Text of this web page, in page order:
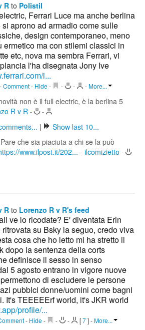
R to Polistil
Ferrari Luce ma anche berlina
si aprono ad armadio come sulle
design contemporaneo, meno
ermetico ma con stilemi classici in
etc, nova ma sembra Ferrari, vi
l'ha disegnata Jony Ive
i...
-Comment- Hide - - - -More...
non è il full electric, è la berlina 5
R v R - -
|
Show last 10...
che sia piaciuta a chi se la può
www.ilpost.it/202... - ilcomizietto -
R to Lorenzo R v R's feed
ve lo ricodate? E' diventata Erin
su Bsky la seguo, credo viva
cosa che ho letto mi ha stretto il
dopo la sentenza della corts
definisce il sesso in senso
5 agosto entrano in vigore nuove
di escludere le persone
pubblci donne/uomini come bagni
It's TEEEEErf world, it's JKR world
profile/...
- Hide - - - [7]-More...